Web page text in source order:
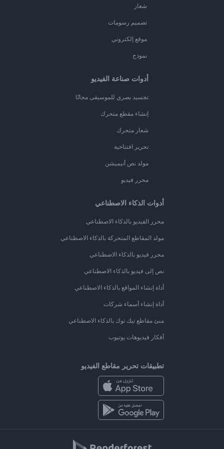
شعار
تصميم رسومات
موقع إلكتروني
نموذج
أدوات صناعة الفيديو
تجسيد بصري للموسيقى مجانًا
إنشاء مقطع متحرك
شعار متحرك
تحرير افتتاحية
مولد نص أنيميشن
محرر فيديو
أدوات الذكاء الاصطناعي
محرر الفيديو بالذكاء الاصطناعي
مولد المقاطع المتحركة بالذكاء الاصطناعي
محرر فيديو بالذكاء الاصطناعي
نص إلى فيديو بالذكاء الاصطناعي
أداة إنشاء المواقع بالذكاء الاصطناعي
أداة إنشاء أسماء شركات
منئ مقاطع تيك توك بالذكاء الاصطناعي
أفكار فيديوهات يوتيوب
تطبيقات تحرير مقاطع الفيديو